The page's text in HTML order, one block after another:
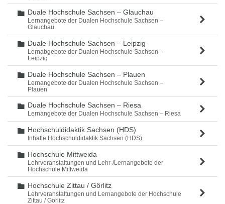
Ordner
Duale Hochschule Sachsen – Glauchau
Lernangebote der Dualen Hochschule Sachsen –
Glauchau
Ordner
Duale Hochschule Sachsen – Leipzig
Lernabgebote der Dualen Hochschule Sachsen –
Leipzig
Ordner
Duale Hochschule Sachsen – Plauen
Lernangebote der Dualen Hochschule Sachsen –
Plauen
Ordner
Duale Hochschule Sachsen – Riesa
Lernangebote der Dualen Hochschule Sachsen – Riesa
Ordner
Hochschuldidaktik Sachsen (HDS)
Inhalte Hochschuldidaktik Sachsen (HDS)
Ordner
Hochschule Mittweida
Lehrveranstaltungen und Lehr-/Lernangebote der
Hochschule Mittweida
Ordner
Hochschule Zittau / Görlitz
Lehrveranstaltungen und Lernangebote der Hochschule
Zittau / Görlitz